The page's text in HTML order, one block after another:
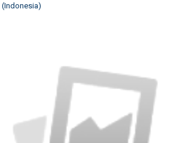
(Indonesia)